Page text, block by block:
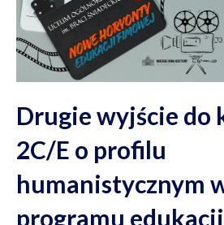
Drugie wyjście do
2C/E o profilu
humanistycznym
programu